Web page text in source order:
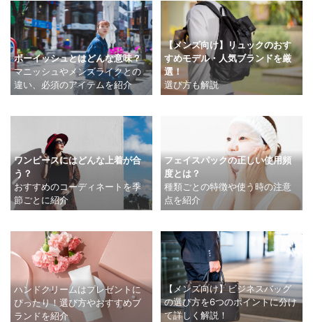
ボーイッシュとはどんな意味？
マニッシュやメンズライクとの
違い、必須のアイテムを紹介
【メンズ向け】リュックのおす
すめモデル・人気ブランドを厳
選！
選び方も解説
ワンピースにはどんな上着が合
う？
おすすめのコーディネートを季
節ごとに紹介
フェイスパックの正しい使用頻
度とは？
種類ごとの特徴や使う時の注意
点を紹介
ハンドクリームはプレゼントに
ぴったり！選び方やおすすめブ
ランドを紹介
【メンズ向け】ビジネスバッグ
の選び方を6つのポイントに分け
て詳しく解説！